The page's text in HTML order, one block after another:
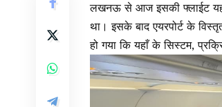
लखनऊ से आज इसकी फ्लाईट यहाँ
था। इसके बाद एयरपोर्ट के
हो गया कि यहाँ के सिस्टम,